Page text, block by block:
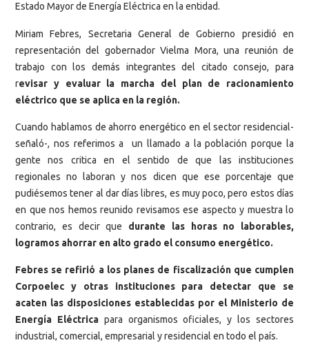
Estado Mayor de Energía Eléctrica en la entidad.
Miriam Febres, Secretaria General de Gobierno presidió en
representación del gobernador Vielma Mora, una reunión de
trabajo con los demás integrantes del citado consejo, para
revisar y evaluar la marcha del plan de racionamiento
eléctrico que se aplica en la región.
Cuando hablamos de ahorro energético en el sector residencial-
señaló-, nos referimos a un llamado a la población porque la
gente nos critica en el sentido de que las instituciones
regionales no laboran y nos dicen que ese porcentaje que
pudiésemos tener al dar días libres, es muy poco, pero estos días
en que nos hemos reunido revisamos ese aspecto y muestra lo
contrario, es decir que durante las horas no laborables,
logramos ahorrar en alto grado el consumo energético.
Febres se refirió a los planes de fiscalización que cumplen
Corpoelec y otras instituciones para detectar que se
acaten las disposiciones establecidas por el Ministerio de
Energía Eléctricapara organismos oficiales, y los sectores
industrial, comercial, empresarial y residencial en todo el país.